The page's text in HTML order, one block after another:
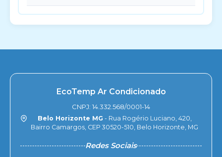
EcoTemp Ar Condicionado
CNPJ: 14.332.568/0001-14
Belo Horizonte MG - Rua Rogério Luciano, 420,
Bairro Camargos, CEP 30520-510, Belo Horizonte, MG
Redes Sociais